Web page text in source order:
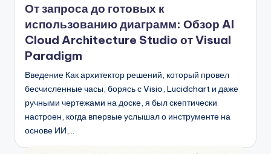
От запроса до готовых к
использованию диаграмм: Обзор AI
Cloud Architecture Studio от Visual
Paradigm
Введение Как архитектор решений, который провел
бесчисленные часы, борясь с Visio, Lucidchart и даже
ручными чертежами на доске, я был скептически
настроен, когда впервые услышал о инструменте на
основе ИИ,…